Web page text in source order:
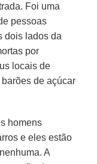
Foi uma
pessoas
dois lados da
por
locais de
de açúcar
homens
e eles estão
A